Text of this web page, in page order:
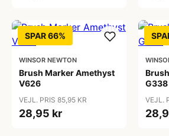
SPAR 66%
WINSOR NEWTON
Brush Marker Amethyst
V626
VEJL. PRIS 85,95 KR
28,95 kr
G338
VEJL.